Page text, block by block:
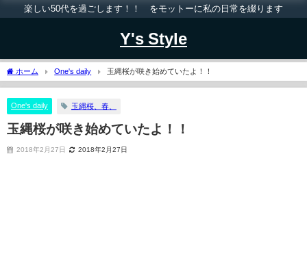
楽しい50代を過ごします！！ をモットーに私の日常を綴ります
Y's Style
ホーム One's daily 玉縄桜が咲き始めていたよ！！
One's daily 玉縄桜、春、
玉縄桜が咲き始めていたよ！！
2018年2月27日 2018年2月27日